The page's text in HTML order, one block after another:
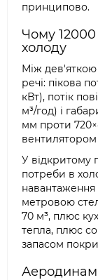
принципово.
Чому
холоду
Між дев'яткою
речі: пікова
кВт), потік
м³/год) і
мм проти
вентилятором
У відкритому
потреби в
навантаження
метровою
70 м³, плюс
тепла, плюс
запасом